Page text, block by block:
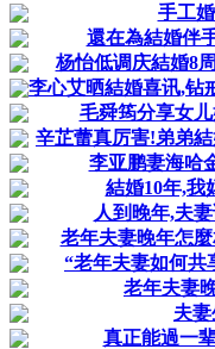
手工
還在為結婚伴
杨怡低调庆結婚8
李心艾晒結婚喜讯,钻
毛舜筠分享女
辛芷蕾真厉害!弟弟
李亚鹏妻海哈
結婚10年,我
人到晚年,夫
老年夫妻晚年怎
“老年夫妻如何共
老年夫妻
夫
真正能過一